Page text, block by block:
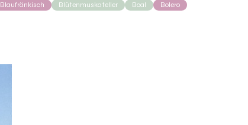
Blaufränkisch Blütenmuskateller Boal
Bolero